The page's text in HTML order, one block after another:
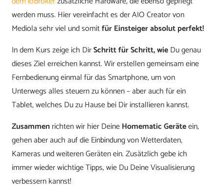
werden muss. Hier vereinfacht es der AIO Creator von
Mediola sehr viel und somitfür Einsteiger absolut perfekt!
In dem Kurs zeige ich DirSchritt für Schritt, wieDu genau
dieses Ziel erreichen kannst. Wir erstellen gemeinsam eine
Fernbedienung einmal für das Smartphone, um von
Unterwegs alles steuern zu können – aber auch für ein
Tablet, welches Du zu Hause bei Dir installieren kannst.
Zusammenrichten wir hier DeineHomematic Geräteein,
gehen aber auch auf die Einbindung von Wetterdaten,
Kameras und weiteren Geräten ein. Zusätzlich gebe ich
immer wieder wichtige Tipps, wie Du Deine Visualisierung
verbessern kannst!